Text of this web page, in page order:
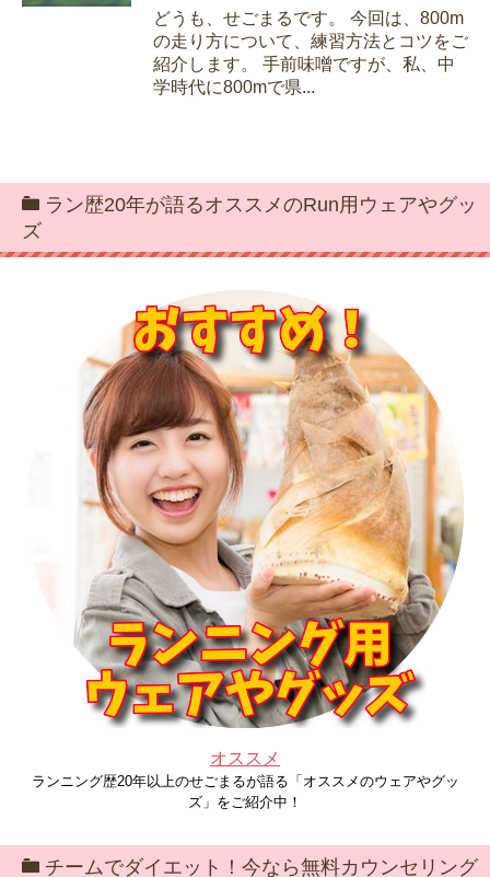
どうも、せごまるです。 今回は、800m
の走り方について、練習方法とコツをご
紹介します。 手前味噌ですが、私、中
学時代に800mで県...
ラン歴20年が語るオススメのRun用ウェアやグッ
ズ
オススメ
ランニング歴20年以上のせごまるが語る「オススメのウェアやグッ
ズ」をご紹介中！
チームでダイエット！今なら無料カウンセリング